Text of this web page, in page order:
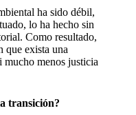
ha sido débil,
lo ha hecho sin
Como resultado,
que exista una
mucho menos justicia
transición?